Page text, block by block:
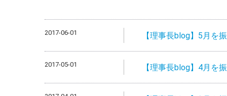
2017-06-01 【理事長blog】5月を
2017-05-01 【理事長blog】4月を